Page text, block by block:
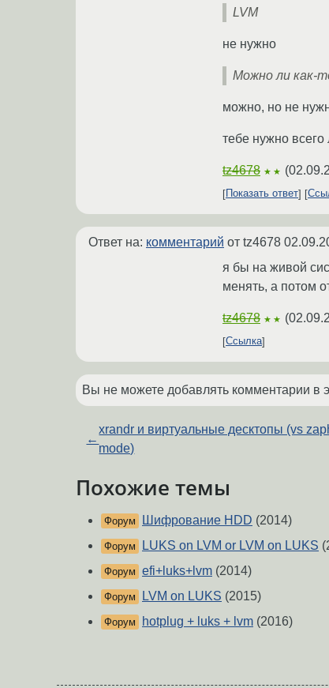
LVM
не нужно
Можно ли как-
можно, но не
тебе нужно
tz4678 ★★ (
Показать ответ
Ответ на: комментарий от tz4678
я бы на живой
менять, а потом
tz4678 ★★ (
Ссылка
Вы не можете добавлять комментарии в
←
xrandr и виртуальные десктопы (vs
mode)
Похожие темы
Форум Шифрование HDD (2014)
Форум LUKS on LVM or LVM on LUKS
Форум efi+luks+lvm (2014)
Форум LVM on LUKS (2015)
Форум hotplug + luks + lvm (2016)